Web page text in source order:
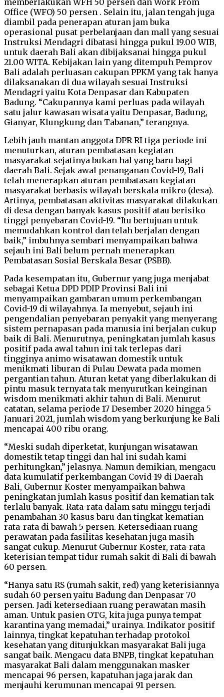
Office (WFO) 50 persen . Selain itu, jalan tengah juga
diambil pada penerapan aturan jam buka
operasional pusat perbelanjaan dan mall yang sesuai
Instruksi Mendagri dibatasi hingga pukul 19.00 WIB,
untuk daerah Bali akan dibijaksanai hingga pukul
21.00 WITA. Kebijakan lain yang ditempuh Pemprov
Bali adalah perluasan cakupan PPKM yang tak hanya
dilaksanakan di dua wilayah sesuai Instruksi
Mendagri yaitu Kota Denpasar dan Kabupaten
Badung. “Cakupannya kami perluas pada wilayah
satu jalur kawasan wisata yaitu Denpasar, Badung,
Gianyar, Klungkung dan Tabanan,” terangnya.
Lebih jauh mantan anggota DPR RI tiga periode ini
menuturkan, aturan pembatasan kegiatan
masyarakat sejatinya bukan hal yang baru bagi
daerah Bali. Sejak awal penanganan Covid-19, Bali
telah menerapkan aturan pembatasan kegiatan
masyarakat berbasis wilayah berskala mikro (desa).
Artinya, pembatasan aktivitas masyarakat dilakukan
di desa dengan banyak kasus positif atau berisiko
tinggi penyebaran Covid-19. “Itu bertujuan untuk
memudahkan kontrol dan telah berjalan dengan
baik,” imbuhnya sembari menyampaikan bahwa
sejauh ini Bali belum pernah menerapkan
Pembatasan Sosial Berskala Besar (PSBB).
Pada kesempatan itu, Gubernur yang juga menjabat
sebagai Ketua DPD PDIP Provinsi Bali ini
menyampaikan gambaran umum perkembangan
Covid-19 di wilayahnya. Ia menyebut, sejauh ini
pengendalian penyebaran penyakit yang menyerang
sistem pernapasan pada manusia ini berjalan cukup
baik di Bali. Menurutnya, peningkatan jumlah kasus
positif pada awal tahun ini tak terlepas dari
tingginya animo wisatawan domestik untuk
menikmati liburan di Pulau Dewata pada momen
pergantian tahun. Aturan ketat yang diberlakukan di
pintu masuk ternyata tak menyurutkan keinginan
wisdom menikmati akhir tahun di Bali. Menurut
catatan, selama periode 17 Desember 2020 hingga 5
Januari 2021, jumlah wisdom yang berkunjung ke Bali
mencapai 400 ribu orang.
“Meski sudah diperketat, kunjungan wisatawan
domestik tetap tinggi dan hal ini sudah kami
perhitungkan,” jelasnya. Namun demikian, mengacu
data kumulatif perkembangan Covid-19 di Daerah
Bali, Gubernur Koster menyampaikan bahwa
peningkatan jumlah kasus positif dan kematian tak
terlalu banyak. Rata-rata dalam satu minggu terjadi
penambahan 30 kasus baru dan tingkat kematian
rata-rata di bawah 5 persen. Ketersediaan ruang
perawatan pada fasilitas kesehatan juga masih
sangat cukup. Menurut Gubernur Koster, rata-rata
keterisian tempat tidur rumah sakit di Bali di bawah
60 persen.
“Hanya satu RS (rumah sakit, red) yang keterisiannya
sudah 60 persen yaitu Badung dan Denpasar 70
persen. Jadi ketersediaan ruang perawatan masih
aman. Untuk pasien OTG, kita juga punya tempat
karantina yang memadai,” urainya. Indikator positif
lainnya, tingkat kepatuhan terhadap protokol
kesehatan yang ditunjukkan masyarakat Bali juga
sangat baik. Mengacu data BNPB, tingkat kepatuhan
masyarakat Bali dalam menggunakan masker
mencapai 96 persen, kapatuhan jaga jarak dan
menjauhi kerumunan mencapai 91 persen.